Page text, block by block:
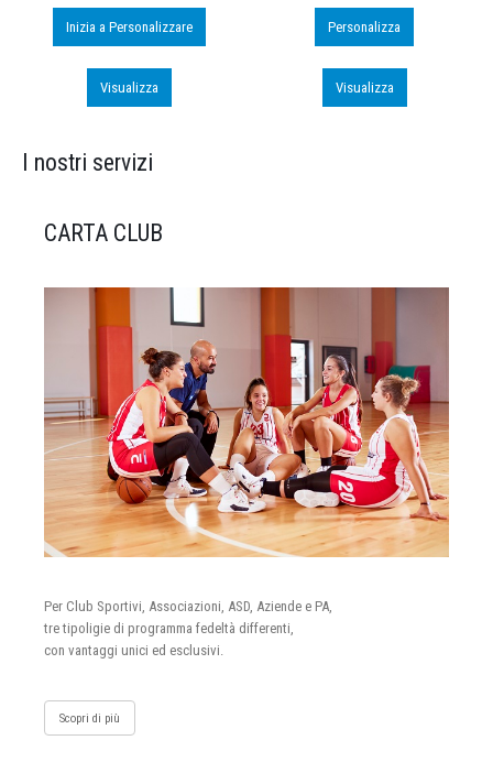
Inizia a Personalizzare
Visualizza
Personalizza
Visualizza
I nostri servizi
CARTA CLUB
Per Club Sportivi, Associazioni, ASD, Aziende e PA,
tre tipoligie di programma fedeltà differenti,
con vantaggi unici ed esclusivi.
Scopri di più